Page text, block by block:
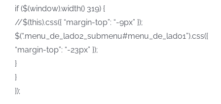
if ($(window).width() 319) {
//$(this).css({ “margin-top”: “-9px” });
$(“.menu_de_lado2_submenu#menu_de_lado1”).css({
“margin-top”: “-23px” });
}
}
});